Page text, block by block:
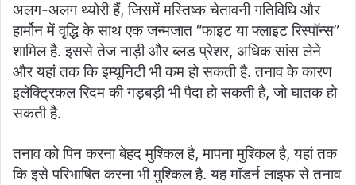
अलग-अलग थ्योरी हैं, जिसमें मस्तिष्क चेतावनी गतिविधि और
हार्मोन में वृद्धि के साथ एक जन्मजात “फाइट या फ्लाइट रिस्पॉन्स”
शामिल है. इससे तेज नाड़ी और ब्लड प्रेशर, अधिक सांस लेने
और यहां तक कि इम्यूनिटी भी कम हो सकती है. तनाव के कारण
इलेक्ट्रिकल रिदम की गड़बड़ी भी पैदा हो सकती है, जो घातक हो
सकती है.
तनाव को पिन करना बेहद मुश्किल है, मापना मुश्किल है, यहां तक
कि इसे परिभाषित करना भी मुश्किल है. यह मॉडर्न लाइफ से तनाव